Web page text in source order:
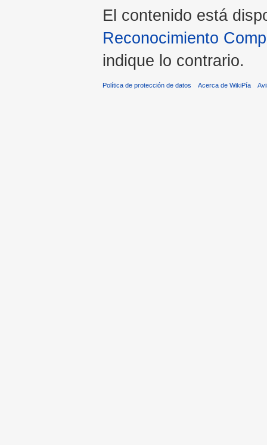
El contenido está
Reconocimiento
indique lo contrario.
Política de protección de datos Acerca de WikiPía